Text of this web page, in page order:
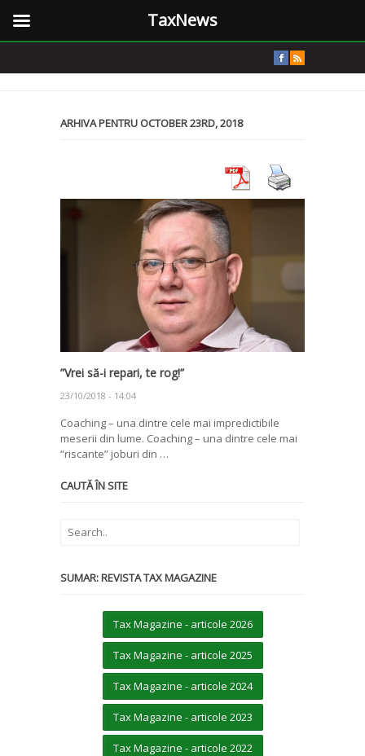
ARHIVA PENTRU OCTOBER 23RD, 2018
”Vrei să-i repari, te rog!”
23/10/2018 - 14:04
Coaching – una dintre cele mai impredictibile
meserii din lume. Coaching – una dintre cele mai
“riscante” joburi din …
CAUTĂ ÎN SITE
SUMAR: REVISTA TAX MAGAZINE
Tax Magazine - articole 2026
Tax Magazine - articole 2025
Tax Magazine - articole 2024
Tax Magazine - articole 2023
Tax Magazine - articole 2022
TaxNews